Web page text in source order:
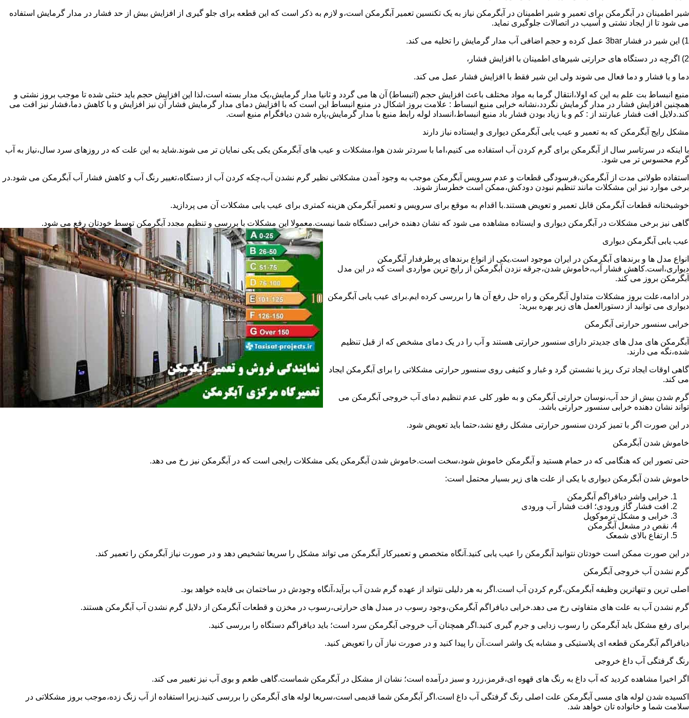
شیر اطمینان در آبگرمکن برای تعمیر و شیر اطمینان در آبگرمکن نیاز به یک تکنسین تعمیر آبگرمکن است،و لازم به ذکر است که این قطعه برای جلو گیری از افزایش بیش از حد فشار در مدار گرمایش استفاده
می شود تا از ایجاد نشتی و آسیب در اتصالات جلوگیری نماید.
1) این شیر در فشار 3bar عمل کرده و حجم اضافی آب مدار گرمایش را تخلیه می کند.
2) اگرچه در دستگاه های حرارتی شیرهای اطمینان با افزایش فشار،
دما و یا فشار و دما فعال می شوند ولی این شیر فقط با افزایش فشار عمل می کند.
منبع انبساط بت علم به این که اولا،انتقال گرما به مواد مختلف باعث افزایش حجم (اتبساط) آن ها می گردد و ثانیا مدار گرمایش،یک مدار بسته است،لذا این افزایش حجم باید خنثی شده تا موجب بروز نشتی و
همچنین افزایش فشار در مدار گرمایش نگردد،نشانه خرابی منبع انبساط : علامت بروز اشکال در منبع انبساط این است که با افزایش دمای مدار گرمایش فشار آن نیز افزایش و با کاهش دما،فشار نیز افت می
کند.دلایل افت فشار عبارتند از : کم و یا زیاد بودن فشار باد منبع انبساط،انسداد لوله رابط منبع با مدار گرمایش،پاره شدن دیافگرام منبع است.
مشکل رایج آبگرمکن که به تعمیر و عیب یابی آبگرمکن دیواری و ایستاده نیاز دارند
با اینکه در سرتاسر سال از آبگرمکن برای گرم کردن آب استفاده می کنیم،اما با سردتر شدن هوا،مشکلات و عیب های آبگرمکن یکی یکی نمایان تر می شوند.شاید به این علت که در روزهای سرد سال،نیاز به آب
گرم محسوس تر می شود.
استفاده طولانی مدت از آبگرمکن،فرسودگی قطعات و عدم سرویس آبگرمکن موجب به وجود آمدن مشکلاتی نظیر گرم نشدن آب،چکه کردن آب از دستگاه،تغییر رنگ آب و کاهش فشار آب آبگرمکن می شود.در
برخی موارد نیز این مشکلات مانند تنظیم نبودن دودکش،ممکن است خطرساز شوند.
خوشبختانه قطعات آبگرمکن قابل تعمیر و تعویض هستند.با اقدام به موقع برای سرویس و تعمیر آبگرمکن هزینه کمتری برای عیب یابی مشکلات آن می پردازید.
گاهی نیز برخی مشکلات در آبگرمکن دیواری و ایستاده مشاهده می شود که نشان دهنده خرابی دستگاه شما نیست.معمولا این مشکلات با بررسی و تنظیم مجدد آبگرمکن توسط خودتان رفع می شود.
عیب یابی آبگرمکن دیواری
انواع مدل ها و برندهای آبگرمکن در ایران موجود است.یکی از انواع برندهای پرطرفدار آبگرمکن
دیواری،است.کاهش فشار آب،خاموش شدن،جرقه نزدن آبگرمکن از رایج ترین مواردی است که در این مدل
آبگرمکن بروز می کند.
در ادامه،علت بروز مشکلات متداول آبگرمکن و راه حل رفع آن ها را بررسی کرده ایم.برای عیب یابی آبگرمکن
دیواری می توانید از دستورالعمل های زیر بهره ببرید:
خرابی سنسور حرارتی آبگرمکن
آبگرمکن های مدل های جدیدتر دارای سنسور حرارتی هستند و آب را در یک دمای مشخص که از قبل تنظیم
شده،نگه می دارند.
گاهی اوقات ایجاد ترک ریز یا نشستن گرد و غبار و کثیفی روی سنسور حرارتی مشکلاتی را برای آبگرمکن ایجاد
می کند.
گرم شدن بیش از حد آب،نوسان حرارتی آبگرمکن و به طور کلی عدم تنظیم دمای آب خروجی آبگرمکن می
تواند نشان دهنده خرابی سنسور حرارتی باشد.
در این صورت اگر با تمیز کردن سنسور حرارتی مشکل رفع نشد،حتما باید تعویض شود.
خاموش شدن آبگرمکن
حتی تصور این که هنگامی که در حمام هستید و آبگرمکن خاموش شود،سخت است.خاموش شدن آبگرمکن یکی مشکلات رایجی است که در آبگرمکن نیز رخ می دهد.
خاموش شدن آبگرمکن دیواری با یکی از علت های زیر بسیار محتمل است:
خرابی واشر دیافراگم آبگرمکن
افت فشار گاز ورودی؛ افت فشار آب ورودی
خرابی و مشکل ترموکوپل
نقص در مشعل آبگرمکن
ارتفاع بالای شمعک
در این صورت ممکن است خودتان نتوانید آبگرمکن را عیب یابی کنید.آنگاه متخصص و تعمیرکار آبگرمکن می تواند مشکل را سریعا تشخیص دهد و در صورت نیاز آبگرمکن را تعمیر کند.
گرم نشدن آب خروجی آبگرمکن
اصلی ترین و تنهاترین وظیفه آبگرمکن،گرم کردن آب است.اگر به هر دلیلی نتواند از عهده گرم شدن آب برآید،آنگاه وجودش در ساختمان بی فایده خواهد بود.
گرم نشدن آب به علت های متفاوتی رخ می دهد.خرابی دیافراگم آبگرمکن،وجود رسوب در مبدل های حرارتی،رسوب در مخزن و قطعات آبگرمکن از دلایل گرم نشدن آب آبگرمکن هستند.
برای رفع مشکل باید آبگرمکن را رسوب زدایی و جرم گیری کنید.اگر همچنان آب خروجی آبگرمکن سرد است؛ باید دیافراگم دستگاه را بررسی کنید.
دیافراگم آبگرمکن قطعه ای پلاستیکی و مشابه یک واشر است.آن را پیدا کنید و در صورت نیاز آن را تعویض کنید.
رنگ گرفتگی آب داغ خروجی
اگر اخیرا مشاهده کردید که آب داغ به رنگ های قهوه ای،قرمز،زرد و سبز درآمده است؛ نشان از مشکل در آبگرمکن شماست.گاهی طعم و بوی آب نیز تغییر می کند.
اکسیده شدن لوله های مسی آبگرمکن علت اصلی رنگ گرفتگی آب داغ است.اگر آبگرمکن شما قدیمی است،سریعا لوله های آبگرمکن را بررسی کنید.زیرا استفاده از آب زنگ زده،موجب بروز مشکلاتی در
سلامت شما و خانواده تان خواهد شد.